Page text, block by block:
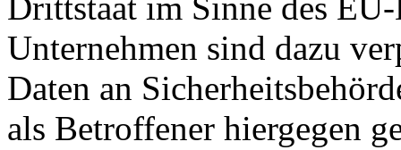
Unternehmen sind dazu
Daten an
als Betroffener hiergegen